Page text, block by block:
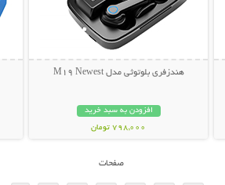
هندزفری بلوتوثی مدل M19 Newest
افزودن به سبد خرید
798,000 تومان
صفحات